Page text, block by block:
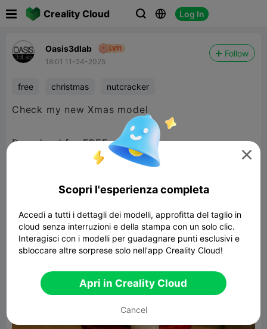
Creality Cloud   Log In
Oasis3dlab
18:01 11-24-2025
Follow
free christmas nutcracker
Check my new Xmas model
Download for FREE

Scopri l'esperienza completa
Accedi a tutti i dettagli dei modelli, approfitta del taglio in
cloud senza interruzioni e della stampa con un solo clic.
Interagisci con i modelli per guadagnare punti esclusivi e
sbloccare altre sorprese solo nell'app Creality Cloud!
Apri in Creality Cloud
Cancel